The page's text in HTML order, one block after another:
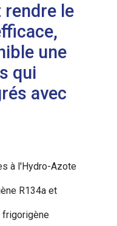
le
une
qui
avec
à l'Hydro-Azote
R134a et
frigorigène